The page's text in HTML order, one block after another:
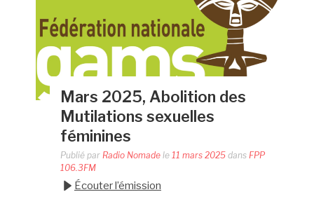
Mars 2025, Abolition des
Mutilations sexuelles
féminines
Publié par Radio Nomadele 11 mars 2025dans FPP
106.3FM
Écouter l’émission